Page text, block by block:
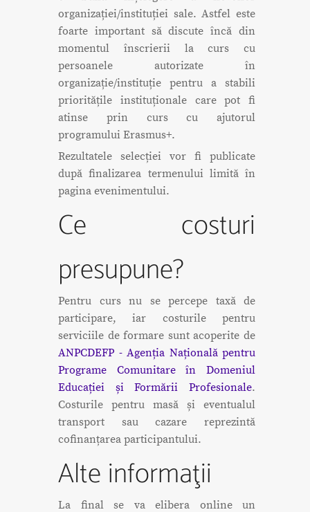
organizației/instituției sale. Astfel este
foarte important să discute încă din
momentul înscrierii la curs cu
persoanele autorizate în
organizație/instituție pentru a stabili
prioritățile instituționale care pot fi
atinse prin curs cu ajutorul
programului Erasmus+.
Rezultatele selecției vor fi publicate
după finalizarea termenului limită în
pagina evenimentului.
Ce costuri
presupune?
Pentru curs nu se percepe taxă de
participare, iar costurile pentru
serviciile de formare sunt acoperite de
ANPCDEFP - Agenția Națională pentru
Programe Comunitare în Domeniul
Educației și Formării Profesionale.
Costurile pentru masă și eventualul
transport sau cazare reprezintă
cofinanțarea participantului.
Alte informaţii
La final se va elibera online un